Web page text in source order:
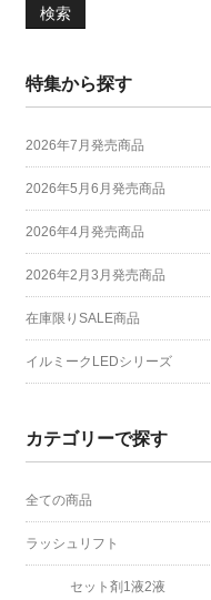
検索
特集から探す
2026年7月発売商品
2026年5月6月発売商品
2026年4月発売商品
2026年2月3月発売商品
在庫限りSALE商品
イルミークLEDシリーズ
カテゴリーで探す
全ての商品
ラッシュリフト
セット剤1液2液